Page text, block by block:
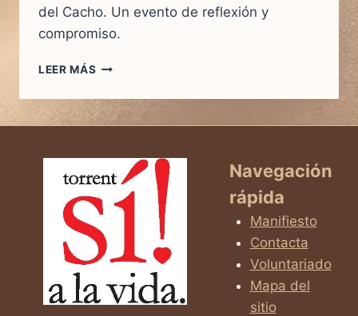
del Cacho. Un evento de reflexión y
compromiso.
LEER MÁS
DE
VALIENTES
¡SUMÉRGETE
EN
ESTA
EXPERIENCIA
TRANSFORMADORA!
Navegación
rápida
Manifiesto
Contacta
Voluntariado
Mapa del
sitio